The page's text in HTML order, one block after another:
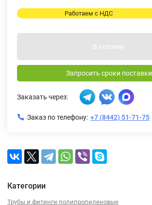
Работаем с НДС
В корзину
Запросить сроки поставки
Заказать через:
Заказ по телефону: +7 (8442) 51-71-75
Категории
Трубы и фитинги полипропиленовые